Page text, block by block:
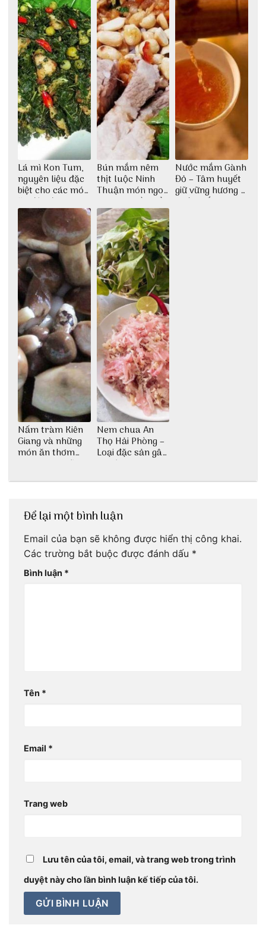
Lá mì Kon Tum,
nguyên liệu đặc
biệt cho các món
ăn độc đáo
Bún mắm nêm
thịt luộc Ninh
Thuận món ngon
dân dã miền biển
Nước mắm Gành
Đỏ – Tâm huyết
giữ vững hương vị
nước mắm sau
Nấm tràm Kiên
Giang và những
món ăn thơm
ngon khó cưỡng
Nem chua An
Thọ Hải Phòng –
Loại đặc sản gây
nghiện
Để lại một bình luận
Email của bạn sẽ không được hiển thị công khai.
Các trường bắt buộc được đánh dấu *
Bình luận *
Tên *
Email *
Trang web
Lưu tên của tôi, email, và trang web trong trình
duyệt này cho lần bình luận kế tiếp của tôi.